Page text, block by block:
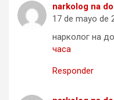
narkolog na
17 de mayo de
нарколог на
часа
Responder